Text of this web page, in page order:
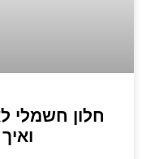
חלון חשמלי